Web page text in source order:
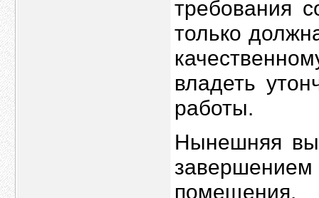
требования
только
владеть
работы.
Нынешняя
завершением